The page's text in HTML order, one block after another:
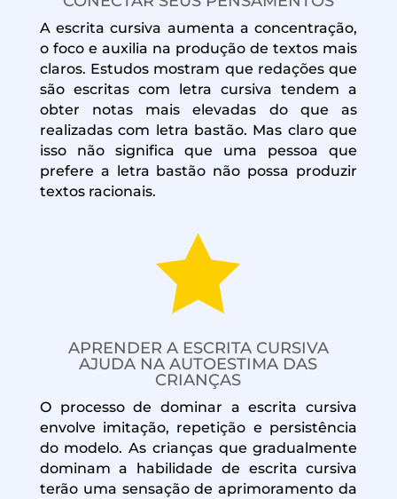
A escrita cursiva aumenta a concentração,
o foco e auxilia na produção de textos mais
claros. Estudos mostram que redações que
são escritas com letra cursiva tendem a
obter notas mais elevadas do que as
realizadas com letra bastão. Mas claro que
isso não significa que uma pessoa que
prefere a letra bastão não possa produzir
textos racionais.

APRENDER A ESCRITA CURSIVA
AJUDA NA AUTOESTIMA DAS
CRIANÇAS
O processo de dominar a escrita cursiva
envolve imitação, repetição e persistência
do modelo. As crianças que gradualmente
dominam a habilidade de escrita cursiva
terão uma sensação de aprimoramento da